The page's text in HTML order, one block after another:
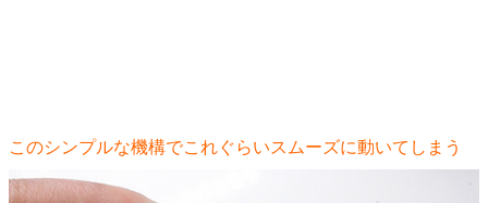
このシンプルな機構でこれぐらいスムーズに動いてしまう